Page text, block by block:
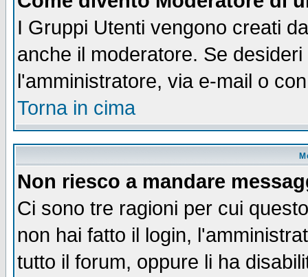
I Gruppi Utenti vengono creati
anche il moderatore. Se
l'amministratore, via e-mail o
Torna in cima
Non riesco a mandare
Ci sono tre ragioni per cui
non hai fatto il login,
tutto il forum, oppure li ha